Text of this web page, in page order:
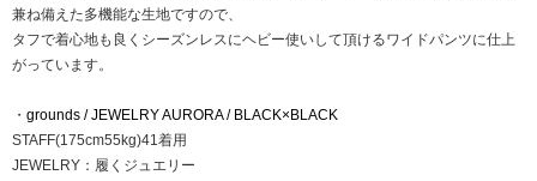
兼ね備えた多機能な生地ですので、
タフで着心地も良くシーズンレスにヘビー使いして頂けるワイドパンツに仕上
がっています。
・ grounds / JEWELRY AURORA / BLACK×BLACK
STAFF(175cm55kg)41着用
JEWELRY：履くジュエリー